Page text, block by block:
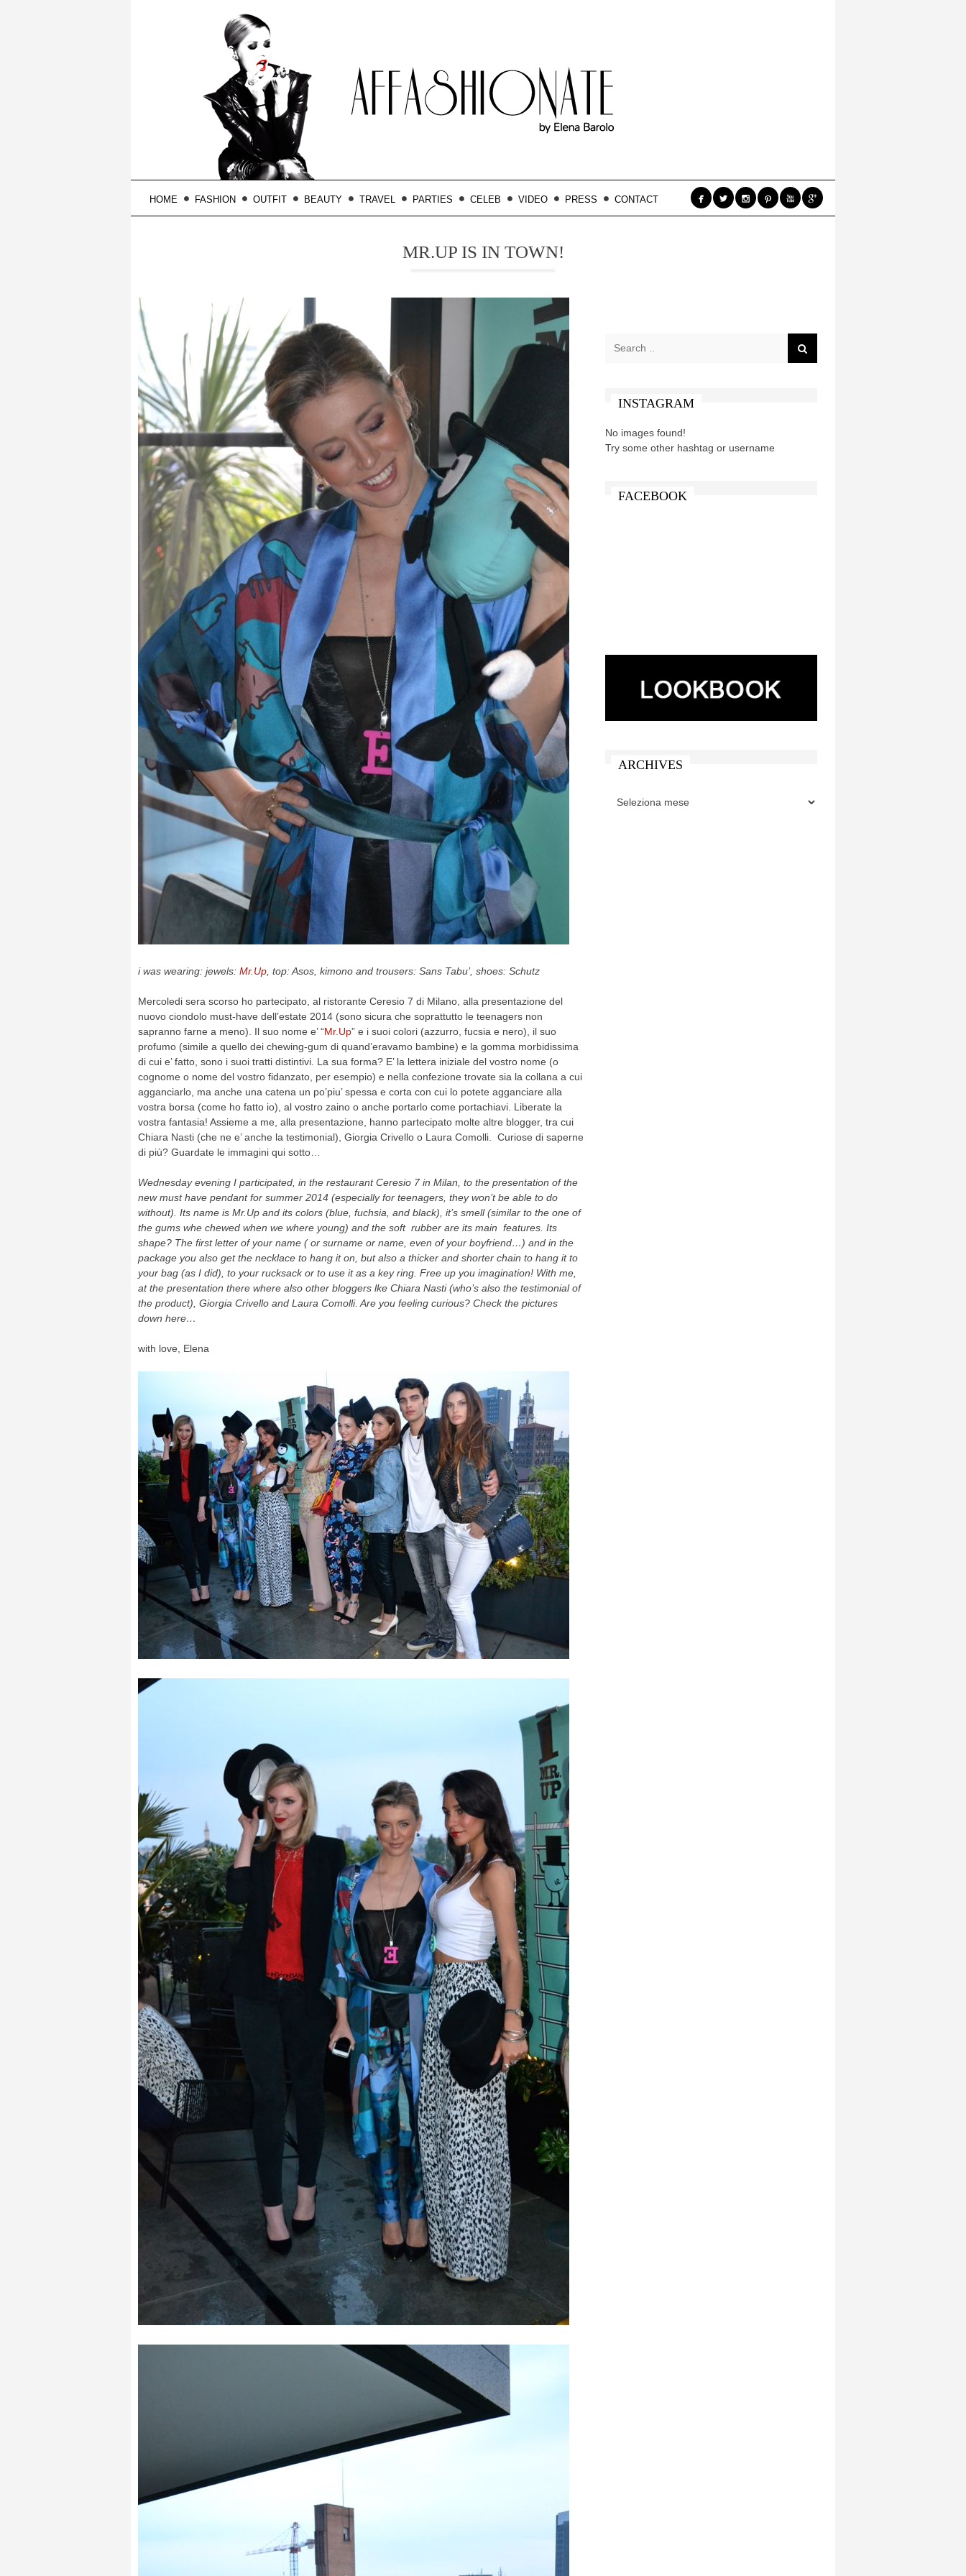
HOME FASHION OUTFIT BEAUTY TRAVEL PARTIES CELEB VIDEO PRESS CONTACT      
MR.UP IS IN TOWN!
i was wearing: jewels: Mr.Up , top: Asos, kimono and trousers: Sans Tabu’, shoes: Schutz
Mercoledi sera scorso ho partecipato, al ristorante Ceresio 7 di Milano, alla presentazione del
nuovo ciondolo must-have dell’estate 2014 (sono sicura che soprattutto le teenagers non
sapranno farne a meno). Il suo nome e’ “Mr.Up” e i suoi colori (azzurro, fucsia e nero), il suo
profumo (simile a quello dei chewing-gum di quand’eravamo bambine) e la gomma morbidissima
di cui e’ fatto, sono i suoi tratti distintivi. La sua forma? E’ la lettera iniziale del vostro nome (o
cognome o nome del vostro fidanzato, per esempio) e nella confezione trovate sia la collana a cui
agganciarlo, ma anche una catena un po’piu’ spessa e corta con cui lo potete agganciare alla
vostra borsa (come ho fatto io), al vostro zaino o anche portarlo come portachiavi. Liberate la
vostra fantasia! Assieme a me, alla presentazione, hanno partecipato molte altre blogger, tra cui
Chiara Nasti (che ne e’ anche la testimonial), Giorgia Crivello o Laura Comolli. Curiose di saperne
di più? Guardate le immagini qui sotto…
Wednesday evening I participated, in the restaurant Ceresio 7 in Milan, to the presentation of the
new must have pendant for summer 2014 (especially for teenagers, they won’t be able to do
without). Its name is Mr.Up and its colors (blue, fuchsia, and black), it’s smell (similar to the one of
the gums whe chewed when we where young) and the soft rubber are its main features. Its
shape? The first letter of your name ( or surname or name, even of your boyfriend…) and in the
package you also get the necklace to hang it on, but also a thicker and shorter chain to hang it to
your bag (as I did), to your rucksack or to use it as a key ring. Free up you imagination! With me,
at the presentation there where also other bloggers lke Chiara Nasti (who’s also the testimonial of
the product), Giorgia Crivello and Laura Comolli. Are you feeling curious? Check the pictures
down here…
with love, Elena
INSTAGRAM
No images found!
Try some other hashtag or username
FACEBOOK
ARCHIVES